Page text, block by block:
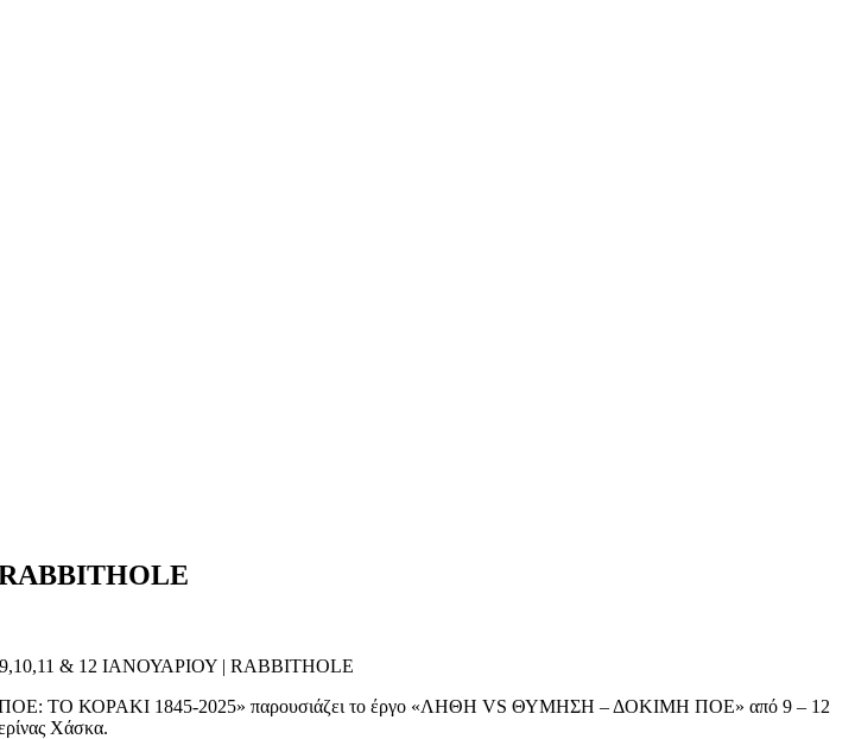
9,10,11 & 12 ΙΑΝΟΥΑΡΙΟΥ | RABBITHOLE
ΠΟΕ: ΤΟ ΚΟΡΑΚΙ 1845-2025» παρουσιάζει το έργο «ΛΗΘΗ VS ΘΥΜΗΣΗ – ΔΟΚΙΜΗ ΠΟΕ» από 9 – 12
Χάσκα.